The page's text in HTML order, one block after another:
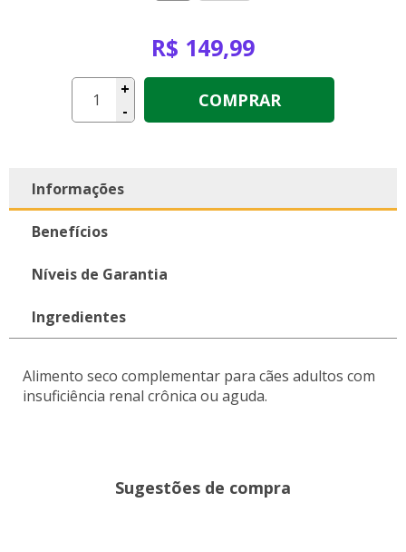
R$ 149,99
+
-
COMPRAR
Informações
Benefícios
Níveis de Garantia
Ingredientes
Alimento seco complementar para cães adultos com
insuficiência renal crônica ou aguda.
Sugestões de compra